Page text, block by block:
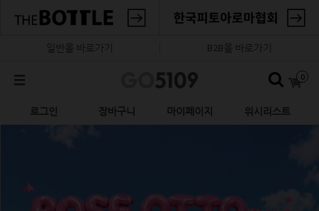
일반몰 바로가기 B2B몰 바로가기
0
로그인 장바구니 마이페이지 위시리스트